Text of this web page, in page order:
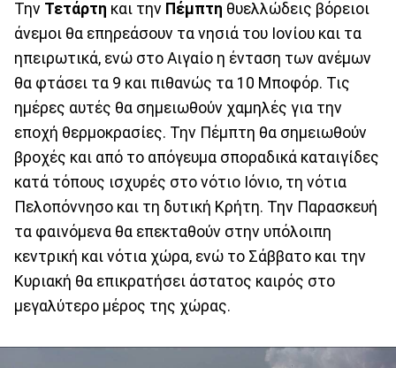
Την Τετάρτη και την Πέμπτη θυελλώδεις βόρειοι
άνεμοι θα επηρεάσουν τα νησιά του Ιονίου και τα
ηπειρωτικά, ενώ στο Αιγαίο η ένταση των ανέμων
θα φτάσει τα 9 και πιθανώς τα 10 Μποφόρ. Τις
ημέρες αυτές θα σημειωθούν χαμηλές για την
εποχή θερμοκρασίες. Την Πέμπτη θα σημειωθούν
βροχές και από το απόγευμα σποραδικά καταιγίδες
κατά τόπους ισχυρές στο νότιο Ιόνιο, τη νότια
Πελοπόννησο και τη δυτική Κρήτη. Την Παρασκευή
τα φαινόμενα θα επεκταθούν στην υπόλοιπη
κεντρική και νότια χώρα, ενώ το Σάββατο και την
Κυριακή θα επικρατήσει άστατος καιρός στο
μεγαλύτερο μέρος της χώρας.